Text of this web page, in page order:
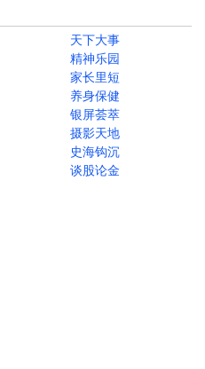
天下大事
精神乐园
家长里短
养身保健
银屏荟萃
摄影天地
史海钩沉
谈股论金